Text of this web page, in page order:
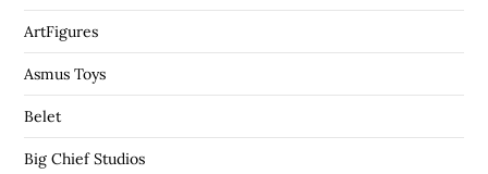
ArtFigures
Asmus Toys
Belet
Big Chief Studios